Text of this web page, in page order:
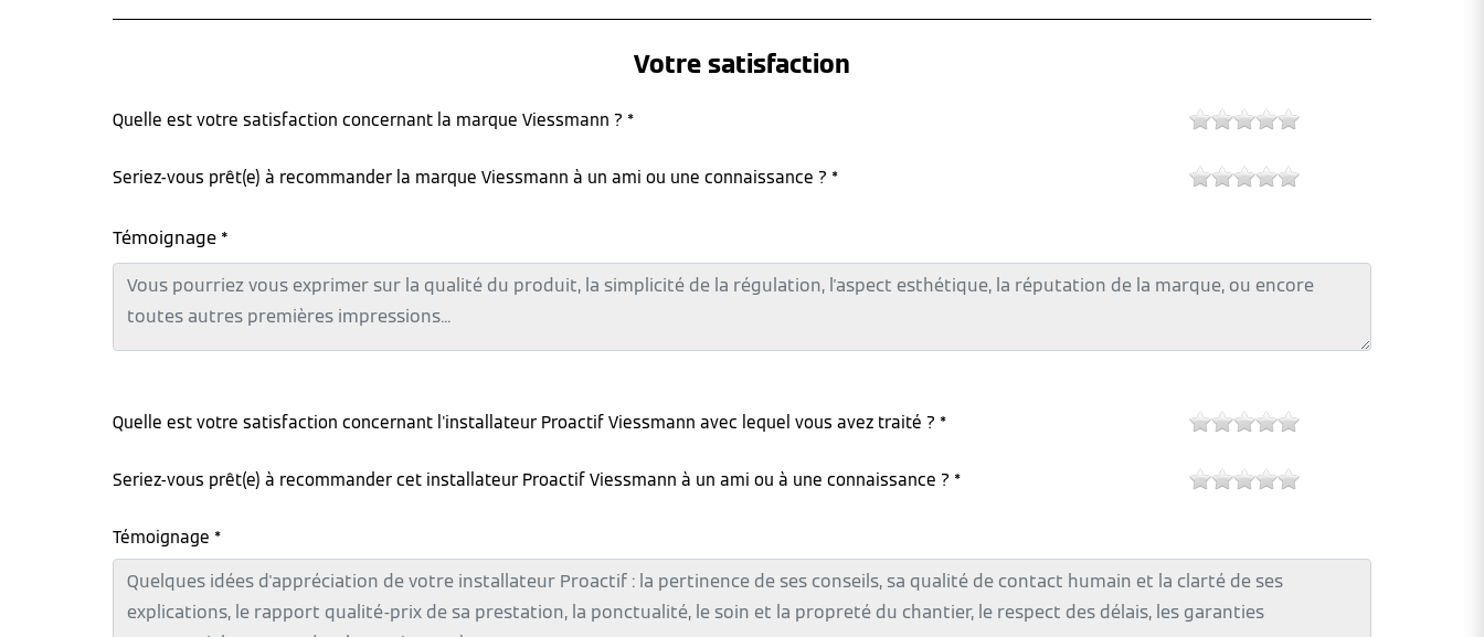
Votre satisfaction
Quelle est votre satisfaction concernant la marque Viessmann ? *
Seriez-vous prêt(e) à recommander la marque Viessmann à un ami ou une connaissance ? *
Témoignage *
Quelle est votre satisfaction concernant l'installateur Proactif Viessmann avec lequel vous avez traité ? *
Seriez-vous prêt(e) à recommander cet installateur Proactif Viessmann à un ami ou à une connaissance ? *
Témoignage *